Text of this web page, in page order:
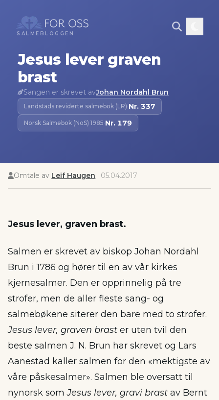
SALMEBLOGGEN
Jesus lever graven
brast
Sangen er skrevet avJohan Nordahl Brun
Landstads reviderte salmebok (LR)·Nr. 337
Norsk Salmebok (NoS) 1985·Nr. 179
Omtale av Leif Haugen · 05.04.2017
Jesus lever, graven brast.
Salmen er skrevet av biskop Johan Nordahl
Brun i 1786 og hører til en av vår kirkes
kjernesalmer. Den er opprinnelig på tre
strofer, men de aller fleste sang- og
salmebøkene siterer den bare med to strofer.
Jesus lever, graven brast er uten tvil den
beste salmen J. N. Brun har skrevet og Lars
Aanestad kaller salmen for den «mektigste av
våre påskesalmer». Salmen ble oversatt til
nynorsk somJesus lever, gravi brast av Bernt